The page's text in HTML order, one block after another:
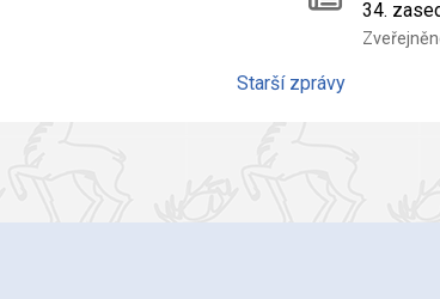
34.
Starší zprávy